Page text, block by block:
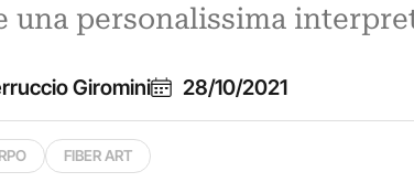
una personalissima
Giromini 28/10/2021
FIBER ART